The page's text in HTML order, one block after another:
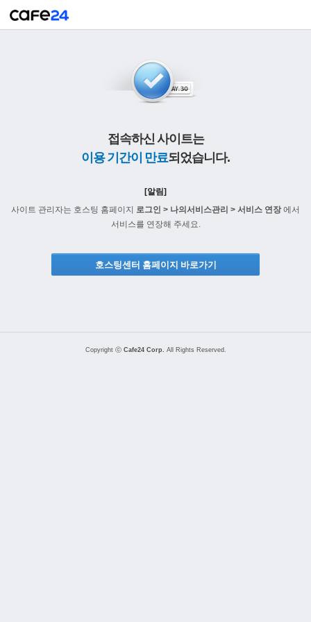
접속하신 사이트는
이용 기간이 만료되었습니다.
[알림]
사이트 관리자는 호스팅 홈페이지 로그인 > 나의서비스관리 > 서비스 연장에서
서비스를 연장해 주세요.
호스팅센터 홈페이지 바로가기
Copyright ⓒ Cafe24 Corp. All Rights Reserved.